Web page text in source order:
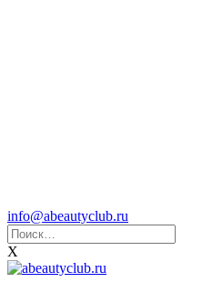
info@abeautyclub.ru
X